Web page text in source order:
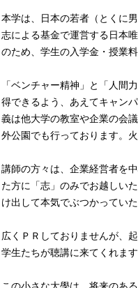
本学は、日本の若者（とくに
志による基金で運営する日本
のため、学生の入学金・授業
「ベンチャー精神」と「人間
得できるよう、あえてキャン
義は他大学の教室や企業の会
外公園でも行っております。
講師の方々は、企業経営者を
た方に「志」のみでお越しい
け出して本気でぶつかっていた
広くＰＲしておりませんが、
学生たちが聴講に来てくれます